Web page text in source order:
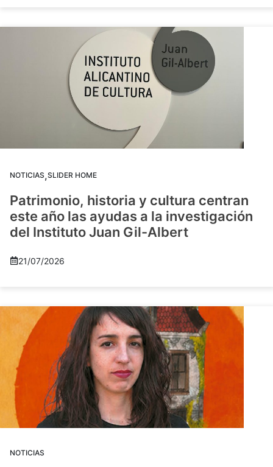
NOTICIAS,SLIDER HOME
Patrimonio, historia y cultura centran
este año las ayudas a la investigación
del Instituto Juan Gil-Albert
21/07/2026
NOTICIAS